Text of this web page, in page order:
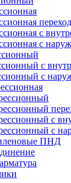
с
с
с
с
с
с
ПНД